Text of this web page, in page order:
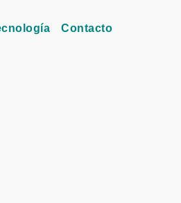
Contacto